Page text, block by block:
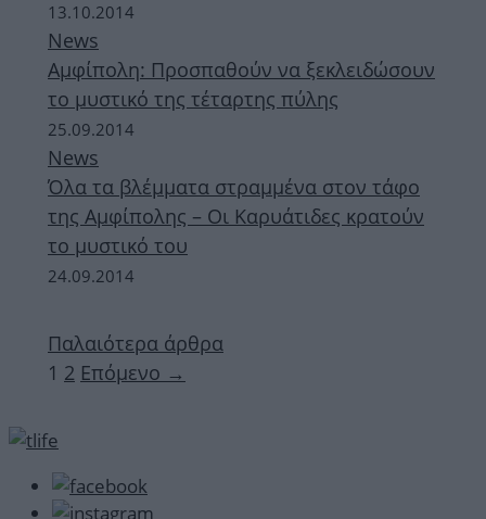
13.10.2014
News
Αμφίπολη: Προσπαθούν να ξεκλειδώσουν
το μυστικό της τέταρτης πύλης
25.09.2014
News
Όλα τα βλέμματα στραμμένα στον τάφο
της Αμφίπολης – Οι Καρυάτιδες κρατούν
το μυστικό του
24.09.2014
Παλαιότερα άρθρα
Σελίδα
1 Σελίδα
2 Επόμενο →